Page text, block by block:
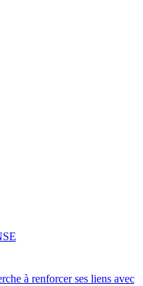
à renforcer ses liens avec